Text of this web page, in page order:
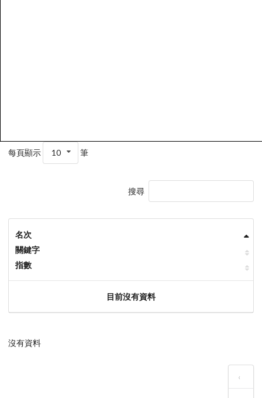
每頁顯示 10 筆
搜尋
名次
關鍵字
指數
目前沒有資料
沒有資料
‹